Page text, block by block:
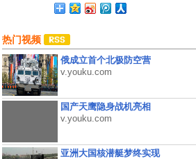
热门视频
俄成立首个北极防空营
v.youku.com
国产天鹰隐身战机亮相
v.youku.com
亚洲大国核潜艇梦终实现